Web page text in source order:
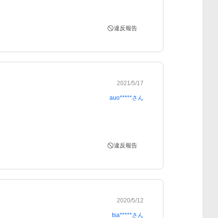
違反報告
2021/5/17
auo*****さん
違反報告
2020/5/12
tsa*****さん